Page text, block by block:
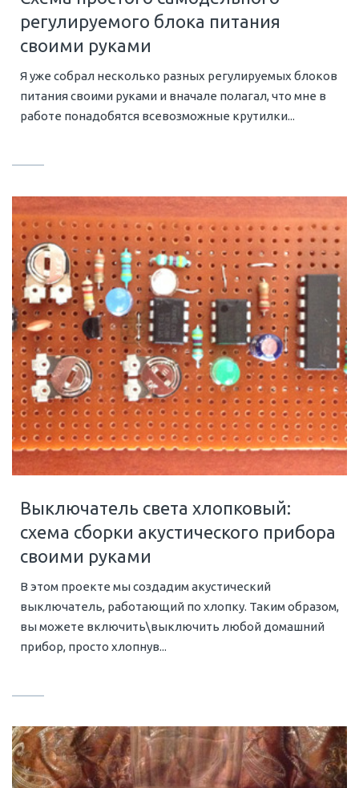
регулируемого блока питания
своими руками
Я уже собрал несколько разных регулируемых блоков
питания своими руками и вначале полагал, что мне в
работе понадобятся всевозможные крутилки...
Выключатель света хлопковый:
схема сборки акустического прибора
своими руками
В этом проекте мы создадим акустический
выключатель, работающий по хлопку. Таким образом,
вы можете включить\выключить любой домашний
прибор, просто хлопнув...